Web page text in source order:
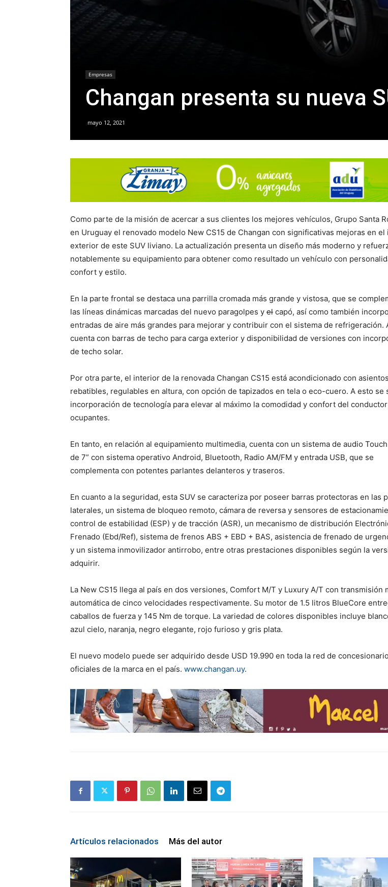
Empresas
Changan presenta su nueva
mayo 12, 2021
Como parte de la misión de acercar a sus clientes los mejores vehículos, Grupo Santa
en Uruguay el renovado modelo New CS15 de Changan con significativas mejoras en
exterior de este SUV liviano. La actualización presenta un diseño más moderno y
notablemente su equipamiento para obtener como resultado un vehículo con
confort y estilo.
En la parte frontal se destaca una parrilla cromada más grande y vistosa, que se
las líneas dinámicas marcadas del nuevo paragolpes y el capó, así como también
entradas de aire más grandes para mejorar y contribuir con el sistema de refrigeración.
cuenta con barras de techo para carga exterior y disponibilidad de versiones con
de techo solar.
Por otra parte, el interior de la renovada Changan CS15 está acondicionado con asientos
rebatibles, regulables en altura, con opción de tapizados en tela o eco-cuero. A esto se
incorporación de tecnología para elevar al máximo la comodidad y confort del
ocupantes.
En tanto, en relación al equipamiento multimedia, cuenta con un sistema de audio
de 7” con sistema operativo Android, Bluetooth, Radio AM/FM y entrada USB, que se
complementa con potentes parlantes delanteros y traseros.
En cuanto a la seguridad, esta SUV se caracteriza por poseer barras protectoras en las
laterales, un sistema de bloqueo remoto, cámara de reversa y sensores de
control de estabilidad (ESP) y de tracción (ASR), un mecanismo de distribución
Frenado (Ebd/Ref), sistema de frenos ABS + EBD + BAS, asistencia de frenado de
y un sistema inmovilizador antirrobo, entre otras prestaciones disponibles según la
adquirir.
La New CS15 llega al país en dos versiones, Comfort M/T y Luxury A/T con transmisión
automática de cinco velocidades respectivamente. Su motor de 1.5 litros BlueCore
caballos de fuerza y 145 Nm de torque. La variedad de colores disponibles incluye
azul cielo, naranja, negro elegante, rojo furioso y gris plata.
El nuevo modelo puede ser adquirido desde USD 19.990 en toda la red de
oficiales de la marca en el país. www.changan.uy.
Artículos relacionados Más del autor